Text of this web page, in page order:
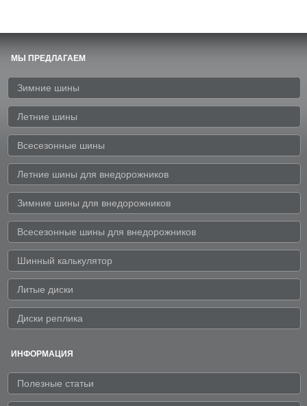
МЫ ПРЕДЛАГАЕМ
Зимние шины
Летние шины
Всесезонные шины
Летние шины для внедорожников
Зимние шины для внедорожников
Всесезонные шины для внедорожников
Шинный калькулятор
Литые диски
Диски реплика
ИНФОРМАЦИЯ
Полезные статьи